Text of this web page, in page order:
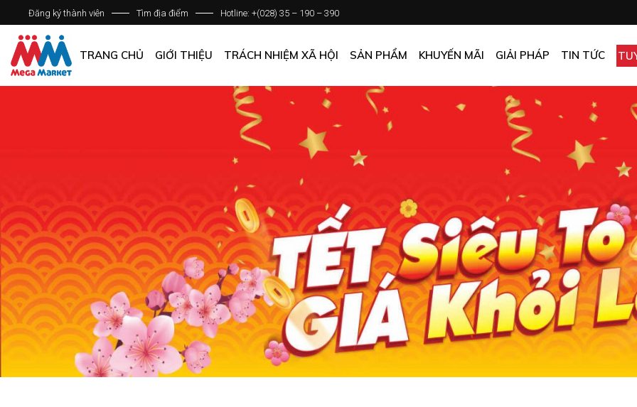
Đăng ký thành viên Tìm địa điểm Hotline: +(028) 35 – 190 – 390
TRANG CHỦ GIỚI THIỆU
GIỚI THIỆU DOANH NGHIỆP
DANH SÁCH HỆ THỐNG
QUẢN LÝ CHẤT LƯỢNG
CÁC CHÍNH SÁCH CHUNG
TRÁCH NHIỆM XÃ HỘI SẢN PHẨM KHUYẾN MÃI
CHƯƠNG TRÌNH KHUYẾN MÃI
ẤN PHẨM KHUYẾN MÃI
MUA ONLINE GIÁ TỐT
GIÁ TỐT CHO DOANH NGHIỆP
GIẢI PHÁP
KHÁCH SẠN
NHÀ HÀNG
CĂN TIN
NHÀ MÁY
TẠP HÓA
TIN TỨC
GIỚI THIỆU DOANH NGHIỆP
DANH SÁCH HỆ THỐNG
CÁC CHÍNH SÁCH CHUNG
CHƯƠNG TRÌNH KHUYẾN MÃI
ẤN PHẨM KHUYẾN MÃI
GIÁ TỐT CHO DOANH NGHIỆP
KHÁCH SẠN
NHÀ HÀNG
VĂN PHÒNG
NHÀ MÁY
TẠP HÓA